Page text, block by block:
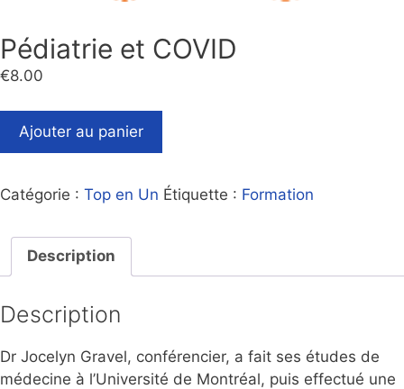
Pédiatrie et COVID
€8.00
Ajouter au panier
Catégorie : Top en Un Étiquette : Formation
Description
Description
Dr Jocelyn Gravel, conférencier, a fait ses études de
médecine à l’Université de Montréal, puis effectué une